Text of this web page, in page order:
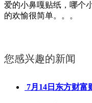
爱的小鼻嘎贴纸，哪个
的欢愉很简单。。。
您感兴趣的新闻
7月14日东方财富